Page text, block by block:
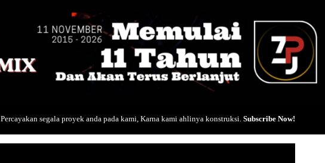
Percayakan segala proyek anda pada kami, Karna kami ahlinya konstruksi. Subscribe Now!